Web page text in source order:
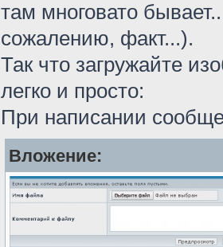
там многовато
сожалению, факт...).
Так что загружайте
легко и просто:
При написании
Вложение: